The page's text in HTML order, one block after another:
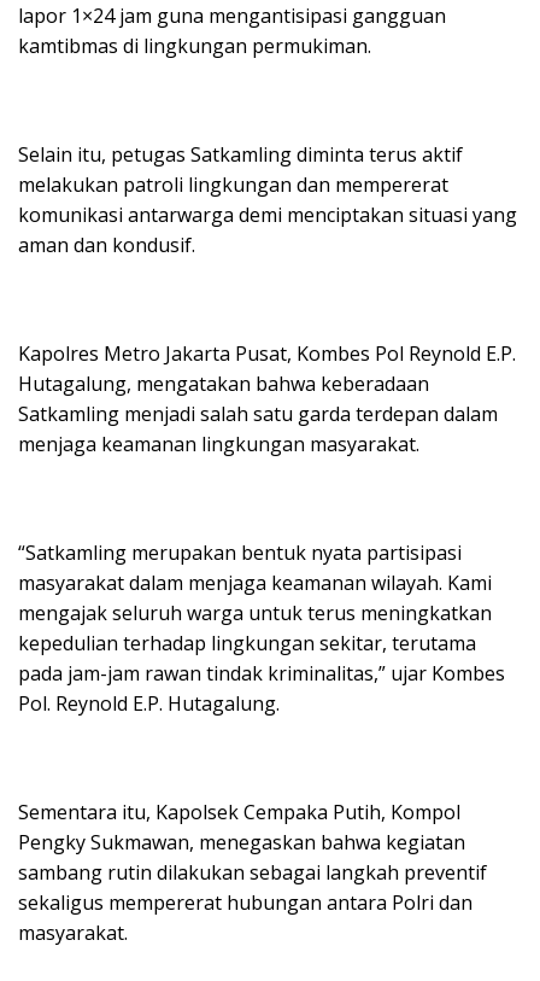
lapor 1×24 jam guna mengantisipasi gangguan
kamtibmas di lingkungan permukiman.
Selain itu, petugas Satkamling diminta terus aktif
melakukan patroli lingkungan dan mempererat
komunikasi antarwarga demi menciptakan situasi yang
aman dan kondusif.
Kapolres Metro Jakarta Pusat, Kombes Pol Reynold E.P.
Hutagalung, mengatakan bahwa keberadaan
Satkamling menjadi salah satu garda terdepan dalam
menjaga keamanan lingkungan masyarakat.
“Satkamling merupakan bentuk nyata partisipasi
masyarakat dalam menjaga keamanan wilayah. Kami
mengajak seluruh warga untuk terus meningkatkan
kepedulian terhadap lingkungan sekitar, terutama
pada jam-jam rawan tindak kriminalitas,” ujar Kombes
Pol. Reynold E.P. Hutagalung.
Sementara itu, Kapolsek Cempaka Putih, Kompol
Pengky Sukmawan, menegaskan bahwa kegiatan
sambang rutin dilakukan sebagai langkah preventif
sekaligus mempererat hubungan antara Polri dan
masyarakat.